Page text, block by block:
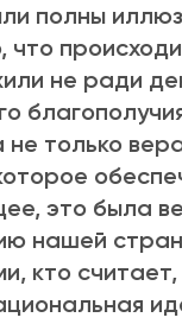
полны
что
не ради
только
это была
нашей
кто